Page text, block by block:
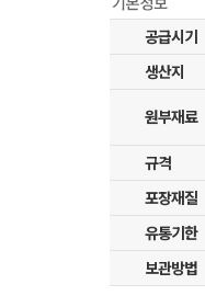
공급시기
생산지
원부재료
규격
포장재질
유통기한
보관방법